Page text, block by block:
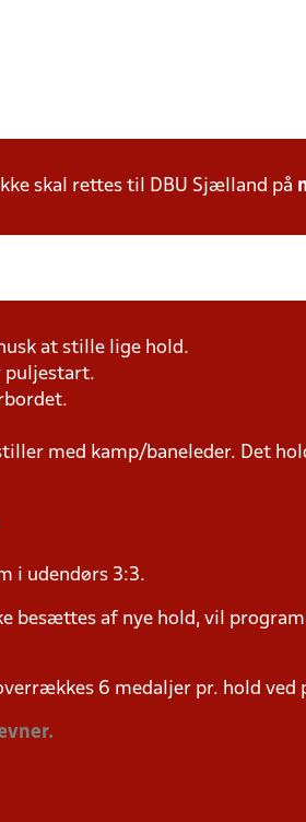
skal rettes til DBU Sjælland på
at stille lige hold.
puljestart.
med kamp/baneleder. Det
i udendørs 3:3.
besættes af nye hold, vil
6 medaljer pr. hold ved